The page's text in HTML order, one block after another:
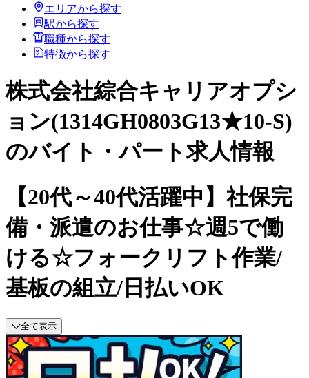
エリアから探す
駅から探す
職種から探す
特徴から探す
株式会社綜合キャリアオプシ
ョン(1314GH0803G13★10-S)
のバイト・パート求人情報
【20代～40代活躍中】社保完
備・派遣のお仕事☆週5で働
ける☆フォークリフト作業/
基板の組立/日払いOK
全て表示